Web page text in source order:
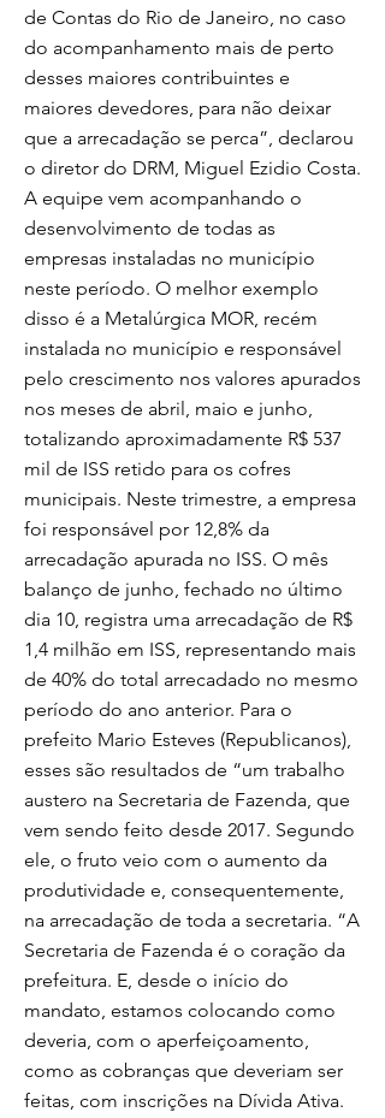
de Contas do Rio de Janeiro, no caso
do acompanhamento mais de perto
desses maiores contribuintes e
maiores devedores, para não deixar
que a arrecadação se perca”, declarou
o diretor do DRM, Miguel Ezidio Costa.
A equipe vem acompanhando o
desenvolvimento de todas as
empresas instaladas no município
neste período. O melhor exemplo
disso é a Metalúrgica MOR, recém
instalada no município e responsável
pelo crescimento nos valores apurados
nos meses de abril, maio e junho,
totalizando aproximadamente R$ 537
mil de ISS retido para os cofres
municipais. Neste trimestre, a empresa
foi responsável por 12,8% da
arrecadação apurada no ISS. O mês
balanço de junho, fechado no último
dia 10, registra uma arrecadação de R$
1,4 milhão em ISS, representando mais
de 40% do total arrecadado no mesmo
período do ano anterior. Para o
prefeito Mario Esteves (Republicanos),
esses são resultados de “um trabalho
austero na Secretaria de Fazenda, que
vem sendo feito desde 2017. Segundo
ele, o fruto veio com o aumento da
produtividade e, consequentemente,
na arrecadação de toda a secretaria. “A
Secretaria de Fazenda é o coração da
prefeitura. E, desde o início do
mandato, estamos colocando como
deveria, com o aperfeiçoamento,
como as cobranças que deveriam ser
feitas, com inscrições na Dívida Ativa.